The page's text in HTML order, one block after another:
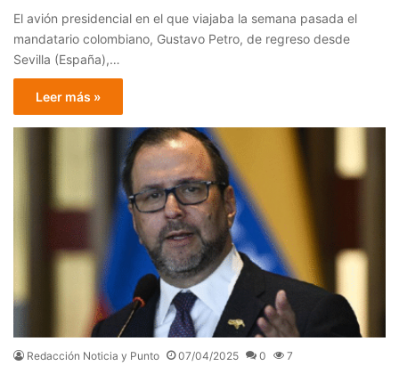
El avión presidencial en el que viajaba la semana pasada el
mandatario colombiano, Gustavo Petro, de regreso desde
Sevilla (España),…
Leer más »
Redacción Noticia y Punto 07/04/2025 0 7